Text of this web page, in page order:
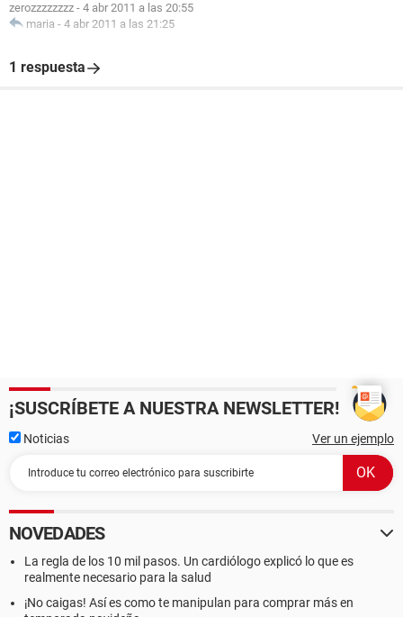
zerozzzzzzzz - 4 abr 2011 a las 20:55
maria - 4 abr 2011 a las 21:25
1 respuesta
¡SUSCRÍBETE A NUESTRA NEWSLETTER!
Noticias Ver un ejemplo
NOVEDADES
La regla de los 10 mil pasos. Un cardiólogo explicó lo que es
realmente necesario para la salud
¡No caigas! Así es como te manipulan para comprar más en